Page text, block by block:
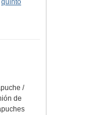
quinto
/
de